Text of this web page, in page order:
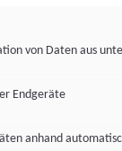
von Daten aus
Endgeräte
anhand